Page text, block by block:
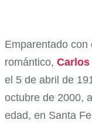
Emparentado con
romántico,
el 5 de abril de
octubre de 2000,
edad, en Santa